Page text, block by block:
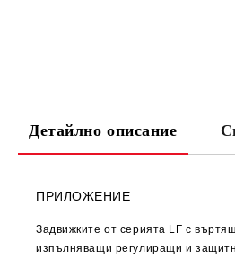
Детайлно описание
ПРИЛОЖЕНИЕ
Задвижките от серията LF с
изпълняващи регулиращи и